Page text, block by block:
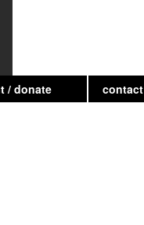
/ donate contact